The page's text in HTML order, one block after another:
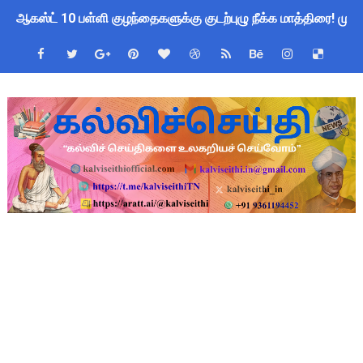
ஆகஸ்ட் 10 பள்ளி குழந்தைகளுக்கு குடற்புழு நீக்க மாத்திரை!
Census 2027 Tamil Nadu: சென்னை மாநகராட்சி
தமிழகப் பள்ளிகளுக்கு முக்கிய அறிவிப்பு: ஆகஸ்ட் 10 தேசிய
அரசு ஊழியர்களுக்கு ரூ.14,000 கோடி நிதி குறைப்பா? புதிய
பள்ளிகளில் கொடியேற்ற தலைமை ஆசிரியர்களுக்கு மட்டுமே